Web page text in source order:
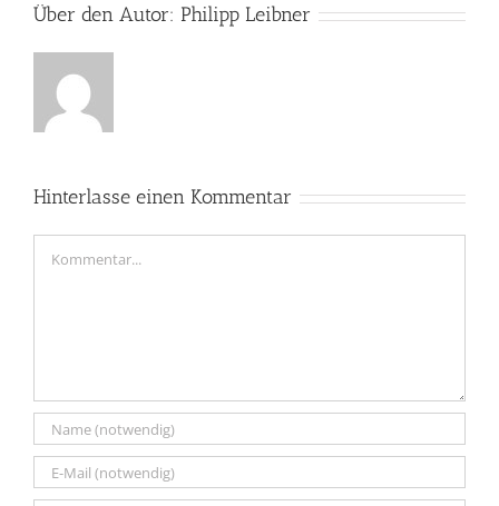
Über den Autor: Philipp Leibner
Hinterlasse einen Kommentar